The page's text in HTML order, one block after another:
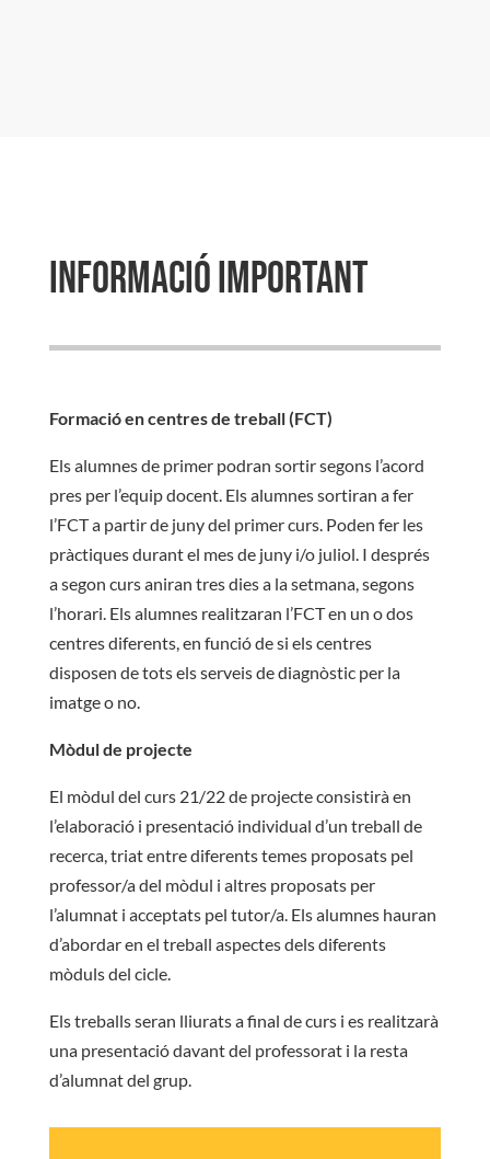
Informació important
Formació en centres de treball (FCT)
Els alumnes de primer podran sortir segons l’acord
pres per l’equip docent. Els alumnes sortiran a fer
l’FCT a partir de juny del primer curs. Poden fer les
pràctiques durant el mes de juny i/o juliol. I després
a segon curs aniran tres dies a la setmana, segons
l’horari. Els alumnes realitzaran l’FCT en un o dos
centres diferents, en funció de si els centres
disposen de tots els serveis de diagnòstic per la
imatge o no.
Mòdul de projecte
El mòdul del curs 21/22 de projecte consistirà en
l’elaboració i presentació individual d’un treball de
recerca, triat entre diferents temes proposats pel
professor/a del mòdul i altres proposats per
l’alumnat i acceptats pel tutor/a. Els alumnes hauran
d’abordar en el treball aspectes dels diferents
mòduls del cicle.
Els treballs seran lliurats a final de curs i es realitzarà
una presentació davant del professorat i la resta
d’alumnat del grup.